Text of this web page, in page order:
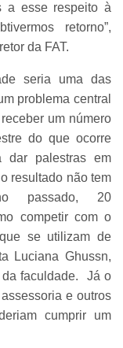
a esse respeito à
retorno”,
da FAT.
seria uma das
problema central
um número
do que ocorre
dar palestras em
resultado não tem
passado, 20
competir com o
se utilizam de
Luciana Ghussn,
da faculdade. Já o
e outros
cumprir um